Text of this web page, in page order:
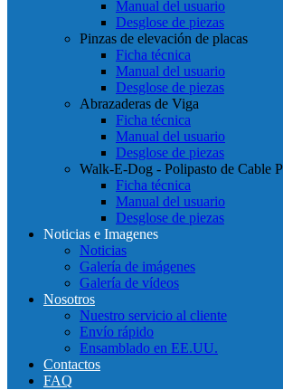
Manual del usuario
Desglose de piezas
Pinzas de elevación de placas
Ficha técnica
Manual del usuario
Desglose de piezas
Abrazaderas de Viga
Ficha técnica
Manual del usuario
Desglose de piezas
Walk-E-Dog - Polipasto de Cable
Ficha técnica
Manual del usuario
Desglose de piezas
Noticias e Imagenes
Noticias
Galería de imágenes
Galería de vídeos
Nosotros
Nuestro servicio al cliente
Envío rápido
Ensamblado en EE.UU.
Contactos
FAQ